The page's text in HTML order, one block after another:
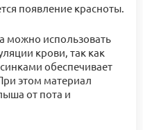
появление красноты.
можно использовать
крови, так как
обеспечивает
этом материал
от пота и